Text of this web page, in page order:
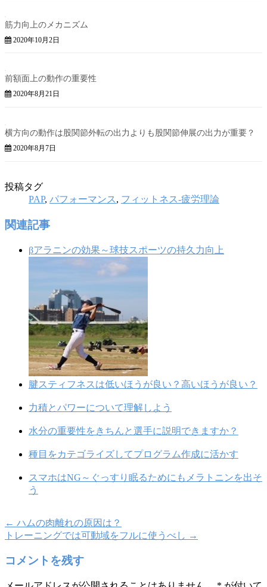
筋力向上のメカニズム
2020年10月2日
前額面上の動作の重要性
2020年8月21日
横方向の動作は股関節外転の出力よりも股関節伸展の出力が重要？
2020年8月7日
投稿タグ
PAP, パフォーマンス , フィットネス-疲労理論
関連記事
βアラニンの効果～球技スポーツの持久力向上
腱スティフネスは低いほうが良い？高いほうが良い？
力積とパワーについて理解しよう
水分の重要性をきちんと選手に説明できますか？
種目をカテゴライズしてプログラム作成に活かす
スマホはNG～ぐっすり眠るためにもメラトニンを出そ
う
← ハムの肉離れの原因は？
トレーニングでは可動域をフルに使うべし →
コメントを残す